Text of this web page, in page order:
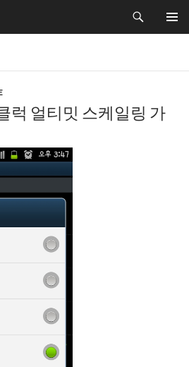
럭 얼티밋 스케일링 가